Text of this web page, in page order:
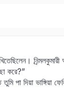
করে?”
পা দিয়া ভাঙ্গিয়া